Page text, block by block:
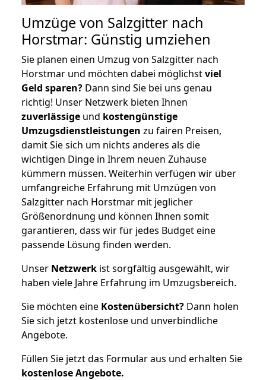
Umzüge von Salzgitter nach
Horstmar: Günstig umziehen
Sie planen einen Umzug von Salzgitter nach
Horstmar und möchten dabei möglichstviel
Geld sparen? Dann sind Sie bei uns genau
richtig! Unser Netzwerk bieten Ihnen
zuverlässige und kostengünstige
Umzugsdienstleistungen zu fairen Preisen,
damit Sie sich um nichts anderes als die
wichtigen Dinge in Ihrem neuen Zuhause
kümmern müssen. Weiterhin verfügen wir über
umfangreiche Erfahrung mit Umzügen von
Salzgitter nach Horstmar mit jeglicher
Größenordnung und können Ihnen somit
garantieren, dass wir für jedes Budget eine
passende Lösung finden werden.
Unser Netzwerk ist sorgfältig ausgewählt, wir
haben viele Jahre Erfahrung im Umzugsbereich.
Sie möchten eine Kostenübersicht? Dann holen
Sie sich jetzt kostenlose und unverbindliche
Angebote.
Füllen Sie jetzt das Formular aus und erhalten Sie
kostenloseAngebote.